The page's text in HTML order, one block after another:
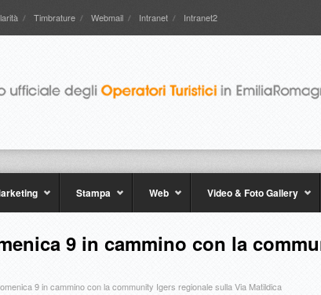
Timbrature Webmail Intranet Intranet2
Stampa Web Video & Foto Gallery
9 in cammino con la
9 in cammino con la community Igers regionale sulla Via Matildica